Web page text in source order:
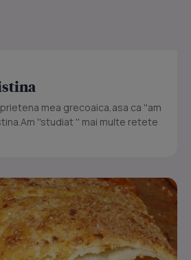
mea grecoaica,asa ca ''am
''studiat '' mai multe retete